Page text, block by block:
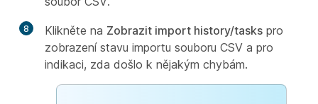
8 Klikněte na Zobrazit import history/tasks pro
zobrazení stavu importu souboru CSV a pro
indikaci, zda došlo k nějakým chybám.